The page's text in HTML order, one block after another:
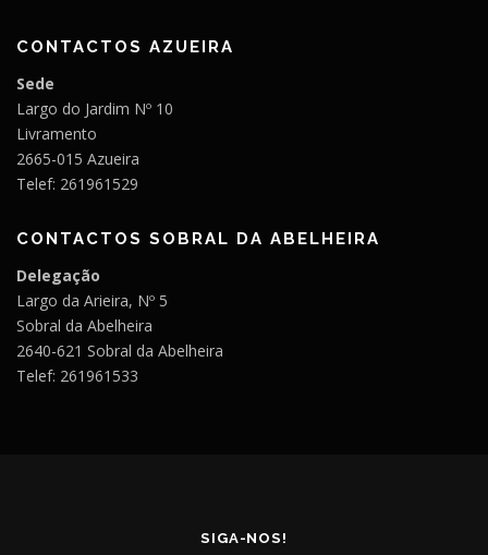
CONTACTOS AZUEIRA
Sede
Largo do Jardim Nº 10
Livramento
2665-015 Azueira
Telef: 261961529
CONTACTOS SOBRAL DA ABELHEIRA
Delegação
Largo da Arieira, Nº 5
Sobral da Abelheira
2640-621 Sobral da Abelheira
Telef: 261961533
SIGA-NOS!